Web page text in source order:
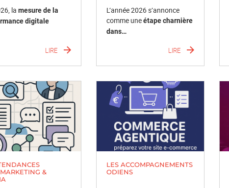
la mesure de la
digitale
LIRE
L’année 2026 s’annonce
comme uneétape charnière
dans…
LIRE
&
LES ACCOMPAGNEMENTS
ODIENS